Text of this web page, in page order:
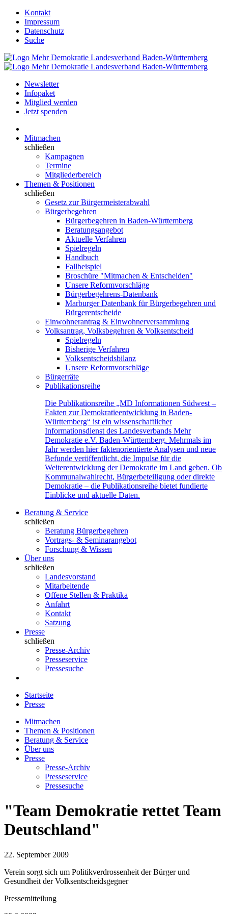
Kontakt
Impressum
Datenschutz
Suche
Newsletter
Infopaket
Mitglied werden
Jetzt spenden
Mitmachen
schließen
Kampagnen
Termine
Mitgliederbereich
Themen & Positionen
schließen
Gesetz zur Bürgermeisterabwahl
Bürgerbegehren
Bürgerbegehren in Baden-Württemberg
Beratungsangebot
Aktuelle Verfahren
Spielregeln
Handbuch
Fallbeispiel
Broschüre "Mitmachen & Entscheiden"
Unsere Reformvorschläge
Bürgerbegehrens-Datenbank
Marburger Datenbank für Bürgerbegehren und
Bürgerentscheide
Einwohnerantrag & Einwohnerversammlung
Volksantrag, Volksbegehren & Volksentscheid
Spielregeln
Bisherige Verfahren
Volksentscheidsbilanz
Unsere Reformvorschläge
Bürgerräte
Publikationsreihe
Die Publikationsreihe „MD Informationen Südwest –
Fakten zur Demokratieentwicklung in Baden-
Württemberg“ ist ein wissenschaftlicher
Informationsdienst des Landesverbands Mehr
Demokratie e.V. Baden-Württemberg. Mehrmals im
Jahr werden hier faktenorientierte Analysen und neue
Befunde veröffentlicht, die Impulse für die
Weiterentwicklung der Demokratie im Land geben. Ob
Kommunalwahlrecht, Bürgerbeteiligung oder direkte
Demokratie – die Publikationsreihe bietet fundierte
Einblicke und aktuelle Daten.
Beratung & Service
schließen
Beratung Bürgerbegehren
Vortrags- & Seminarangebot
Forschung & Wissen
Über uns
schließen
Landesvorstand
Mitarbeitende
Offene Stellen & Praktika
Anfahrt
Kontakt
Satzung
Presse
schließen
Presse-Archiv
Presseservice
Pressesuche
Startseite
Presse
Mitmachen
Themen & Positionen
Beratung & Service
Über uns
Presse
Presse-Archiv
Presseservice
Pressesuche
"Team Demokratie rettet Team
Deutschland"
22. September 2009
Verein sorgt sich um Politikverdrossenheit der Bürger und
Gesundheit der Volksentscheidsgegner
Pressemitteilung